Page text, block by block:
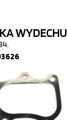
WYDECHU